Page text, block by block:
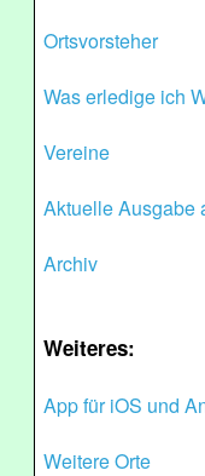
Ortsvorsteher
Was erledige ich
Vereine
Aktuelle Ausgabe
Archiv
Weiteres:
App für iOS und
Weitere Orte